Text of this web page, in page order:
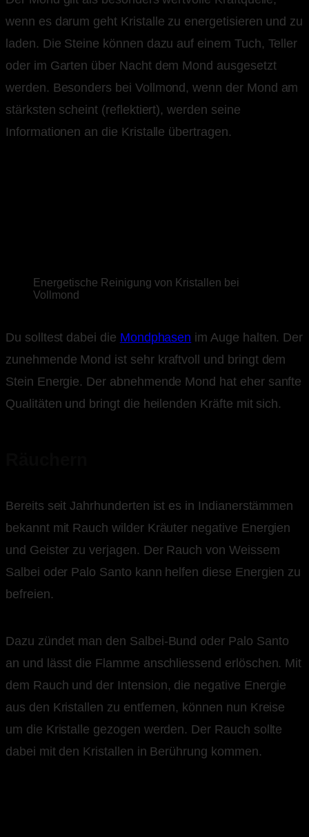
wenn es darum geht Kristalle zu energetisieren und zu
laden. Die Steine können dazu auf einem Tuch, Teller
oder im Garten über Nacht dem Mond ausgesetzt
werden. Besonders bei Vollmond, wenn der Mond am
stärksten scheint (reflektiert), werden seine
Informationen an die Kristalle übertragen.
Energetische Reinigung von Kristallen bei
Vollmond
Du solltest dabei die Mondphasen im Auge halten. Der
zunehmende Mond ist sehr kraftvoll und bringt dem
Stein Energie. Der abnehmende Mond hat eher sanfte
Qualitäten und bringt die heilenden Kräfte mit sich.
Bereits seit Jahrhunderten ist es in Indianerstämmen
bekannt mit Rauch wilder Kräuter negative Energien
und Geister zu verjagen. Der Rauch von Weissem
Salbei oder Palo Santo kann helfen diese Energien zu
befreien.
Dazu zündet man den Salbei-Bund oder Palo Santo
an und lässt die Flamme anschliessend erlöschen. Mit
dem Rauch und der Intension, die negative Energie
aus den Kristallen zu entfernen, können nun Kreise
um die Kristalle gezogen werden. Der Rauch sollte
dabei mit den Kristallen in Berührung kommen.